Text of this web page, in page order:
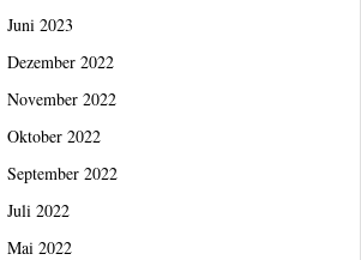
Juni 2023
Dezember 2022
November 2022
Oktober 2022
September 2022
Juli 2022
Mai 2022